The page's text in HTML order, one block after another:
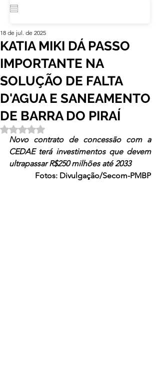
KATIA MIKI DÁ PASSO
IMPORTANTE NA
SOLUÇÃO DE FALTA
D'AGUA E SANEAMENTO
DE BARRA DO PIRAÍ
18 de jul. de 2025
Avaliado com NaN de 5 estrelas.
Novo contrato de concessão com a
CEDAE terá investimentos que devem
ultrapassar R$250 milhões até 2033
Fotos: Divulgação/Secom-PMBP